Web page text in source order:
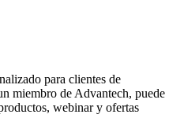
para clientes de
miembro de Advantech, puede
webinar y ofertas